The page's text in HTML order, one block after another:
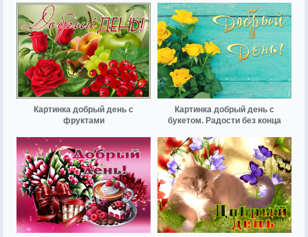
Картинка добрый день с
фруктами
Картинка добрый день с
букетом. Радости без конца